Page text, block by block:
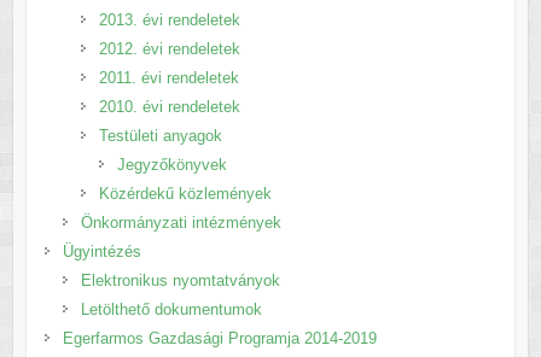
2013. évi rendeletek
2012. évi rendeletek
2011. évi rendeletek
2010. évi rendeletek
Testületi anyagok
Jegyzőkönyvek
Közérdekű közlemények
Önkormányzati intézmények
Ügyintézés
Elektronikus nyomtatványok
Letölthető dokumentumok
Egerfarmos Gazdasági Programja 2014-2019